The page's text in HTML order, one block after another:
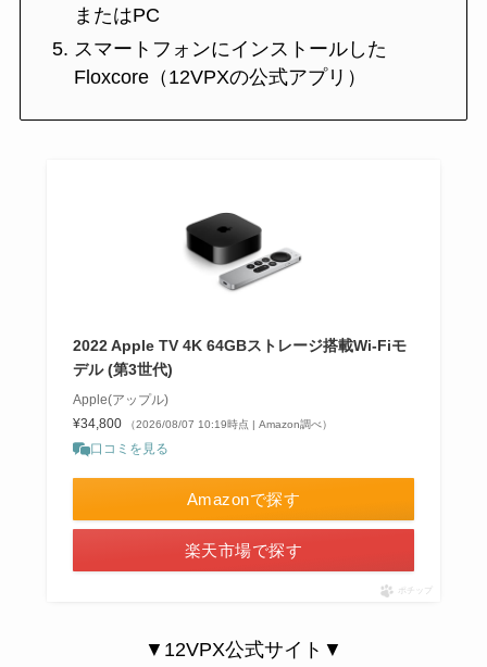
またはPC
スマートフォンにインストールした
Floxcore（12VPXの公式アプリ）
2022 Apple TV 4K 64GBストレージ搭載Wi‑Fiモ
デル (第3世代)
Apple(アップル)
¥34,800
（2026/08/07 10:19時点 | Amazon調べ）
口コミを見る
Amazonで探す
楽天市場で探す
ポチップ
▼12VPX公式サイト▼